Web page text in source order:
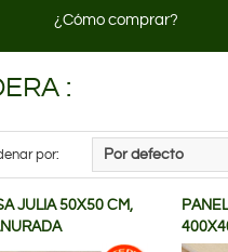
¿Cómo comprar?
:
por: Por defecto
JULIA 50X50 CM,